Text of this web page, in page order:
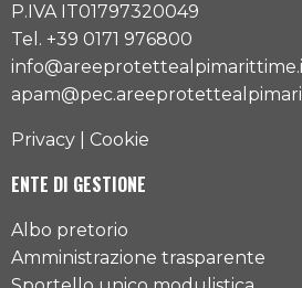
P.IVA IT01797320049
Tel. +39 0171 976800
Privacy Cookie
ENTE DI GESTIONE
Albo pretorio
Amministrazione trasparente